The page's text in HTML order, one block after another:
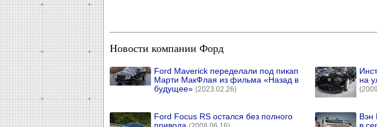
Новости компании Форд
Ford Maverick переделали под пикап
Марти МакФлая из фильма «Назад в
будущее» (2023.02.26)
на
Ford Focus RS остался без полного
Вэн